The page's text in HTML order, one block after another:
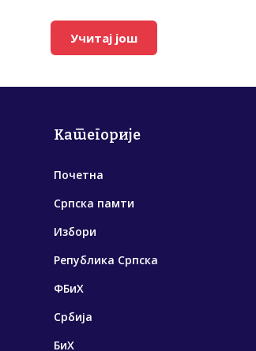
Учитај још
Категорије
Почетна
Српска памти
Избори
Република Српска
ФБиХ
Србија
БиХ